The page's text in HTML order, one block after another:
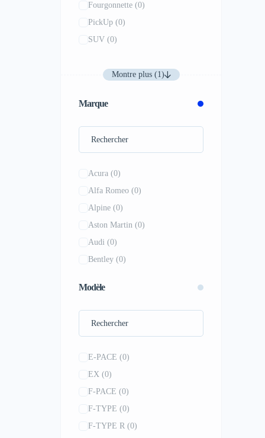
Fourgonnette (0)
PickUp (0)
SUV (0)
Montre plus (1)
Marque
Acura (0)
Alfa Romeo (0)
Alpine (0)
Aston Martin (0)
Audi (0)
Bentley (0)
Buick(0)
Cadillac(0)
Chrysler (0)
Citroen
Dodge(0)
Ferrari (0)
Fiat (0)
Modèle
E-PACE (0)
EX (0)
F-PACE (0)
F-TYPE (0)
F-TYPE R (0)